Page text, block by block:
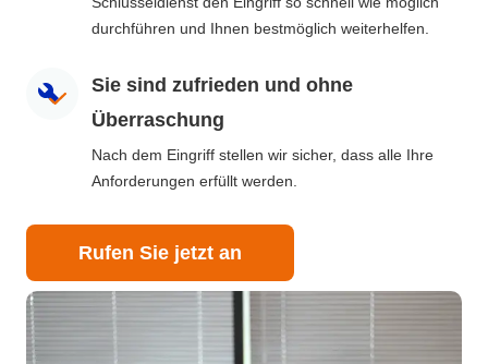
durchführen und Ihnen bestmöglich weiterhelfen.
Sie sind zufrieden und ohne
Überraschung
Nach dem Eingriff stellen wir sicher, dass alle Ihre
Anforderungen erfüllt werden.
Rufen Sie jetzt an